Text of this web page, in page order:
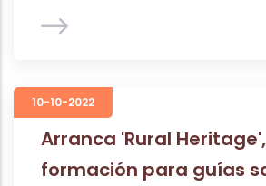
10-10-2022
Arranca 'Rural
formación para guías